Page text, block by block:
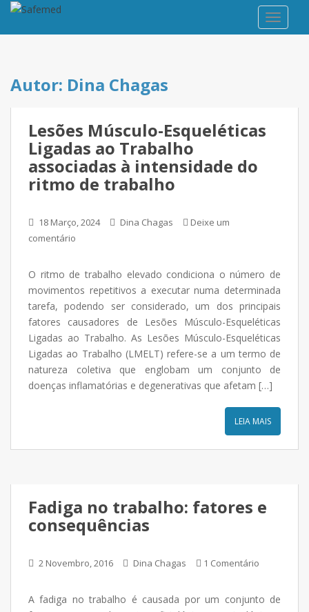
Autor: Dina Chagas
Lesões Músculo-Esqueléticas
Ligadas ao Trabalho
associadas à intensidade do
ritmo de trabalho
18 Março, 2024 Dina Chagas
Deixe um
comentário
O ritmo de trabalho elevado condiciona o número de
movimentos repetitivos a executar numa determinada
tarefa, podendo ser considerado, um dos principais
fatores causadores de Lesões Músculo-Esqueléticas
Ligadas ao Trabalho. As Lesões Músculo-Esqueléticas
Ligadas ao Trabalho (LMELT) refere-se a um termo de
natureza coletiva que englobam um conjunto de
doenças inflamatórias e degenerativas que afetam […]
LEIA MAIS
Fadiga no trabalho: fatores e
consequências
2 Novembro, 2016 Dina Chagas 1 Comentário
A fadiga no trabalho é causada por um conjunto de